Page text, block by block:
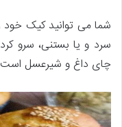
شما می ­توانید کیک خود
سرد و یا بستنی، سرو
چای داغ و شیرعسل